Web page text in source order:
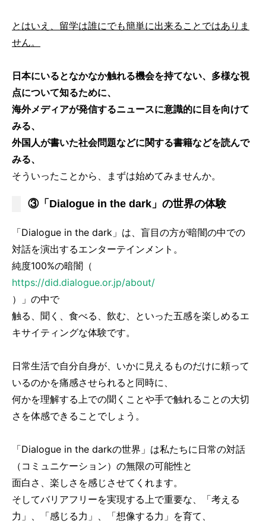
とはいえ、留学は誰にでも簡単に出来ることではありま
せん。
日本にいるとなかなか触れる機会を持てない、多様な視
点について知るために、
海外メディアが発信するニュースに意識的に目を向けて
みる、
外国人が書いた社会問題などに関する書籍などを読んで
みる、
そういったことから、まずは始めてみませんか。
③「Dialogue in the dark」の世界の体験
「Dialogue in the dark」は、盲目の方が暗闇の中での
対話を演出するエンターテインメント。
純度100%の暗闇（
https://did.dialogue.or.jp/about/
）」の中で
触る、聞く、食べる、飲む、といった五感を楽しめるエ
キサイティングな体験です。
日常生活で自分自身が、いかに見えるものだけに頼って
いるのかを痛感させられると同時に、
何かを理解する上での聞くことや手で触れることの大切
さを体感できることでしょう。
「Dialogue in the darkの世界」は私たちに日常の対話
（コミュニケーション）の無限の可能性と
面白さ、楽しさを感じさせてくれます。
そしてバリアフリーを実現する上で重要な、「考える
力」、「感じる力」、「想像する力」を育て、